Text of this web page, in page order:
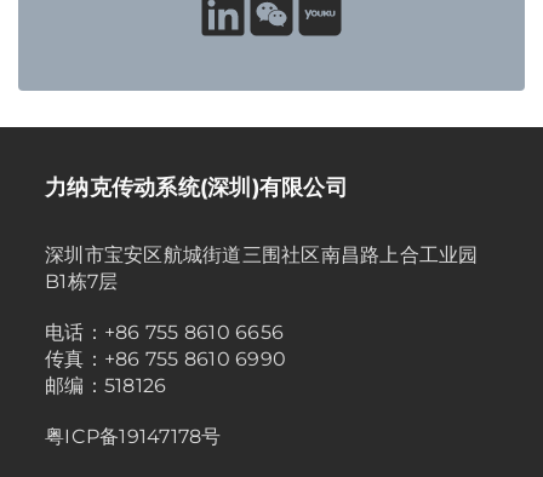
力纳克传动系统(深圳)有限公司
深圳市宝安区航城街道三围社区南昌路上合工业园
B1栋7层
电话：+86 755 8610 6656
传真：+86 755 8610 6990
邮编：518126
粤ICP备19147178号